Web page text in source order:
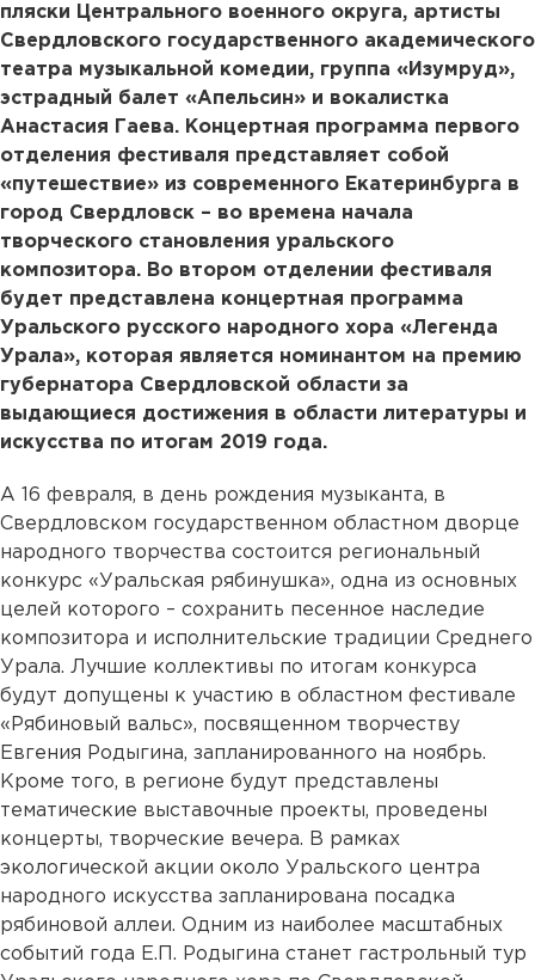
пляски Центрального военного округа, артисты
Свердловского государственного академического
театра музыкальной комедии, группа «Изумруд»,
эстрадный балет «Апельсин» и вокалистка
Анастасия Гаева. Концертная программа первого
отделения фестиваля представляет собой
«путешествие» из современного Екатеринбурга в
город Свердловск – во времена начала
творческого становления уральского
композитора. Во втором отделении фестиваля
будет представлена концертная программа
Уральского русского народного хора «Легенда
Урала», которая является номинантом на премию
губернатора Свердловской области за
выдающиеся достижения в области литературы и
искусства по итогам 2019 года.
А 16 февраля, в день рождения музыканта, в
Свердловском государственном областном дворце
народного творчества состоится региональный
конкурс «Уральская рябинушка», одна из основных
целей которого – сохранить песенное наследие
композитора и исполнительские традиции Среднего
Урала. Лучшие коллективы по итогам конкурса
будут допущены к участию в областном фестивале
«Рябиновый вальс», посвященном творчеству
Евгения Родыгина, запланированного на ноябрь.
Кроме того, в регионе будут представлены
тематические выставочные проекты, проведены
концерты, творческие вечера. В рамках
экологической акции около Уральского центра
народного искусства запланирована посадка
рябиновой аллеи. Одним из наиболее масштабных
событий года Е.П. Родыгина станет гастрольный тур